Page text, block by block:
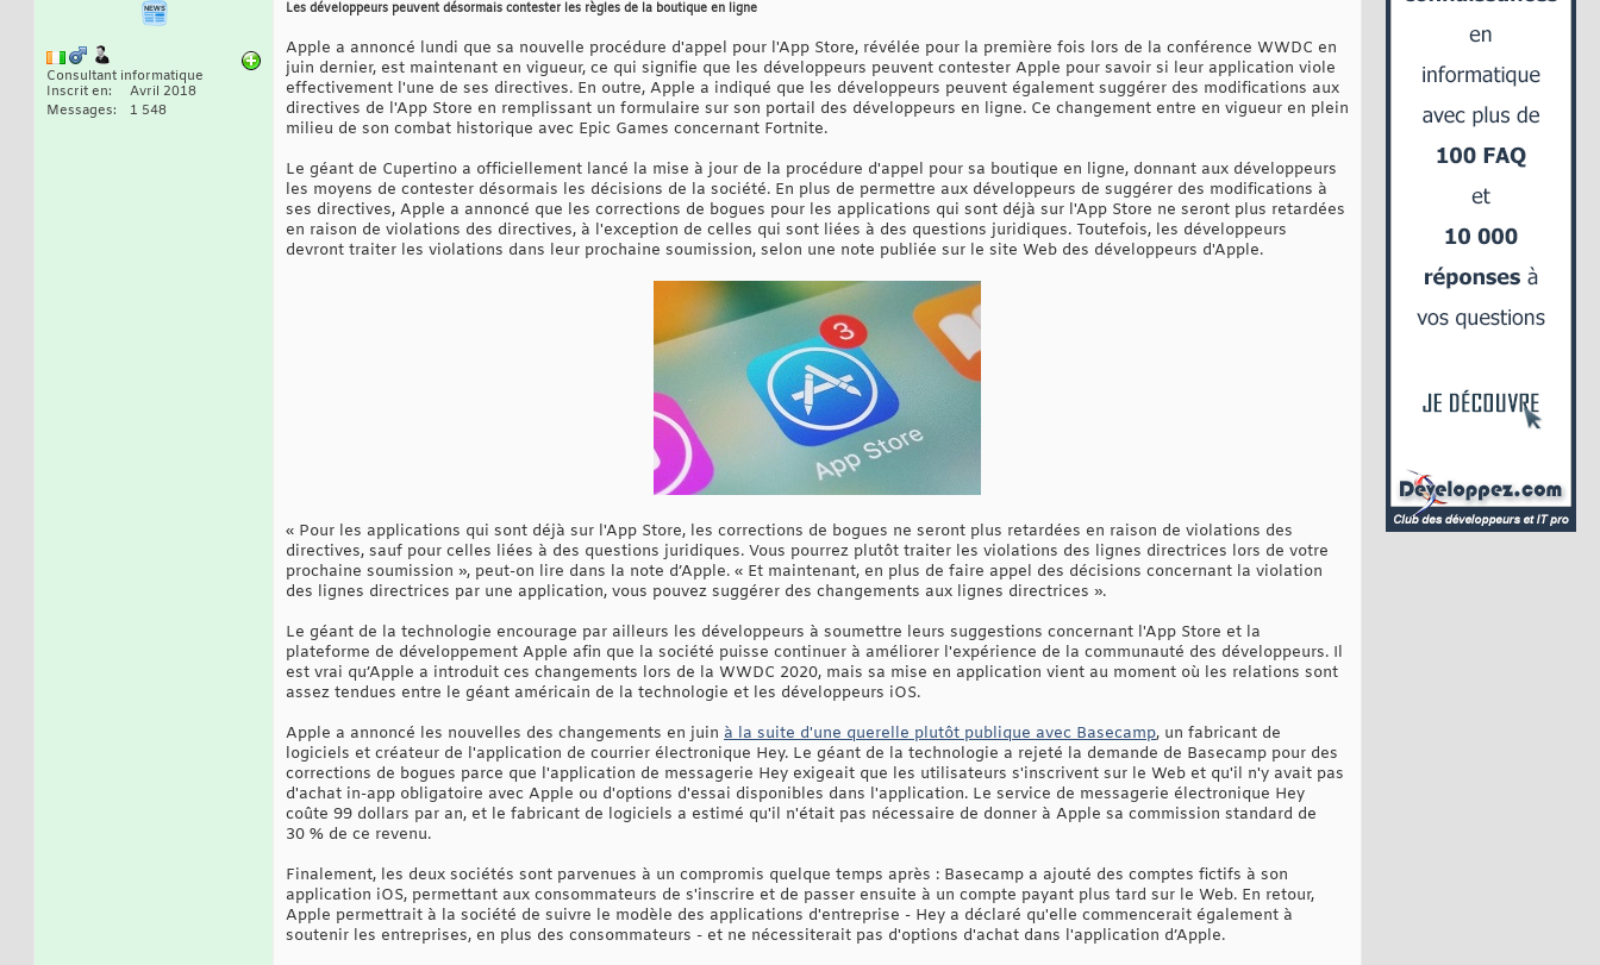
Consultant informatique
Inscrit en
Avril 2018
Messages
1 548
Les développeurs peuvent désormais contester les règles de la boutique en ligne
Apple a annoncé lundi que sa nouvelle procédure d'appel pour l'App Store, révélée pour la première fois lors de la conférence WWDC en
juin dernier, est maintenant en vigueur, ce qui signifie que les développeurs peuvent contester Apple pour savoir si leur application viole
effectivement l'une de ses directives. En outre, Apple a indiqué que les développeurs peuvent également suggérer des modifications aux
directives de l'App Store en remplissant un formulaire sur son portail des développeurs en ligne. Ce changement entre en vigueur en plein
milieu de son combat historique avec Epic Games concernant Fortnite.
Le géant de Cupertino a officiellement lancé la mise à jour de la procédure d'appel pour sa boutique en ligne, donnant aux développeurs
les moyens de contester désormais les décisions de la société. En plus de permettre aux développeurs de suggérer des modifications à
ses directives, Apple a annoncé que les corrections de bogues pour les applications qui sont déjà sur l'App Store ne seront plus retardées
en raison de violations des directives, à l'exception de celles qui sont liées à des questions juridiques. Toutefois, les développeurs
devront traiter les violations dans leur prochaine soumission, selon une note publiée sur le site Web des développeurs d'Apple.
« Pour les applications qui sont déjà sur l'App Store, les corrections de bogues ne seront plus retardées en raison de violations des
directives, sauf pour celles liées à des questions juridiques. Vous pourrez plutôt traiter les violations des lignes directrices lors de votre
prochaine soumission », peut-on lire dans la note d’Apple. « Et maintenant, en plus de faire appel des décisions concernant la violation
des lignes directrices par une application, vous pouvez suggérer des changements aux lignes directrices ».
Le géant de la technologie encourage par ailleurs les développeurs à soumettre leurs suggestions concernant l'App Store et la
plateforme de développement Apple afin que la société puisse continuer à améliorer l'expérience de la communauté des développeurs. Il
est vrai qu’Apple a introduit ces changements lors de la WWDC 2020, mais sa mise en application vient au moment où les relations sont
assez tendues entre le géant américain de la technologie et les développeurs iOS.
Apple a annoncé les nouvelles des changements en juin à la suite d'une querelle plutôt publique avec Basecamp, un fabricant de
logiciels et créateur de l'application de courrier électronique Hey. Le géant de la technologie a rejeté la demande de Basecamp pour des
corrections de bogues parce que l'application de messagerie Hey exigeait que les utilisateurs s'inscrivent sur le Web et qu'il n'y avait pas
d'achat in-app obligatoire avec Apple ou d'options d'essai disponibles dans l'application. Le service de messagerie électronique Hey
coûte 99 dollars par an, et le fabricant de logiciels a estimé qu'il n'était pas nécessaire de donner à Apple sa commission standard de
30 % de ce revenu.
Finalement, les deux sociétés sont parvenues à un compromis quelque temps après : Basecamp a ajouté des comptes fictifs à son
application iOS, permettant aux consommateurs de s'inscrire et de passer ensuite à un compte payant plus tard sur le Web. En retour,
Apple permettrait à la société de suivre le modèle des applications d'entreprise - Hey a déclaré qu'elle commencerait également à
soutenir les entreprises, en plus des consommateurs - et ne nécessiterait pas d'options d'achat dans l'application d’Apple.